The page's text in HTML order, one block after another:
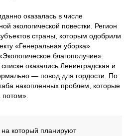
оказалась в числе
экологической повестки. Регион
страны, которым одобрили
«Генеральная уборка»
благополучие».
оказались Ленинградская и
— повод для гордости. По
накопленных проблем, которые
на который планируют